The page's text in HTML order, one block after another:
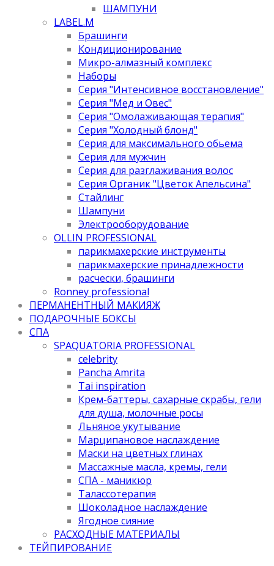
ШАМПУНИ
LABEL.M
Брашинги
Кондиционирование
Микро-алмазный комплекс
Наборы
Серия "Интенсивное восстановление"
Серия "Мед и Овес"
Серия "Омолаживающая терапия"
Серия "Холодный блонд"
Серия для максимального обьема
Серия для мужчин
Серия для разглаживания волос
Серия Органик "Цветок Апельсина"
Стайлинг
Шампуни
Электрооборудование
OLLIN PROFESSIONAL
парикмахерские инструменты
парикмахерские принадлежности
расчески, брашинги
Ronney professional
ПЕРМАНЕНТНЫЙ МАКИЯЖ
ПОДАРОЧНЫЕ БОКСЫ
СПА
SPAQUATORIA PROFESSIONAL
celebrity
Pancha Amrita
Tai inspiration
Крем-баттеры, сахарные скрабы, гели
для душа, молочные росы
Льняное укутывание
Марципановое наслаждение
Маски на цветных глинах
Массажные масла, кремы, гели
СПА - маникюр
Талассотерапия
Шоколадное наслаждение
Ягодное сияние
РАСХОДНЫЕ МАТЕРИАЛЫ
ТЕЙПИРОВАНИЕ